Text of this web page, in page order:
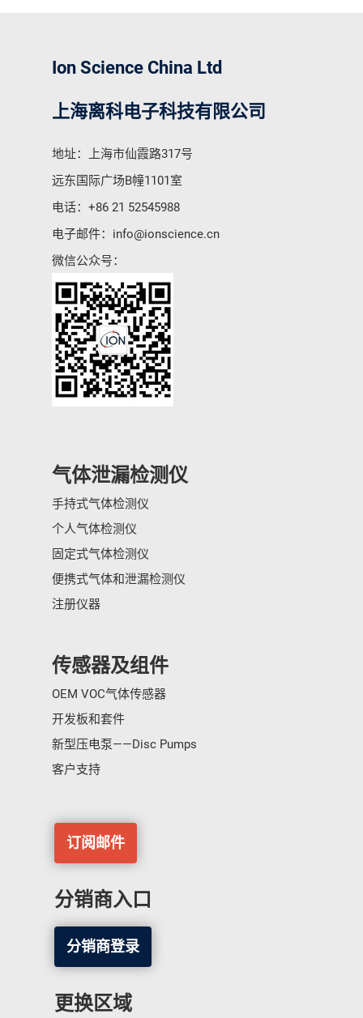
Ion Science China Ltd
上海离科电子科技有限公司
地址：上海市仙霞路317号
远东国际广场B幢1101室
电话： +86 21 52545988
电子邮件： info@ionscience.cn
微信公众号：
气体泄漏检测仪
手持式气体检测仪
个人气体检测仪
固定式气体检测仪
便携式气体和泄漏检测仪
注册仪器
传感器及组件
OEM VOC气体传感器
开发板和套件
新型压电泵——Disc Pumps
客户支持
订阅邮件
分销商入口
分销商登录
更换区域